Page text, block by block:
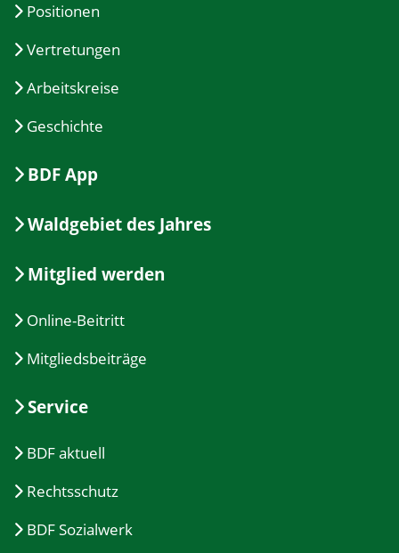
Positionen
Vertretungen
Arbeitskreise
Geschichte
BDF App
Waldgebiet des Jahres
Mitglied werden
Online-Beitritt
Mitgliedsbeiträge
Service
BDF aktuell
Rechtsschutz
BDF Sozialwerk